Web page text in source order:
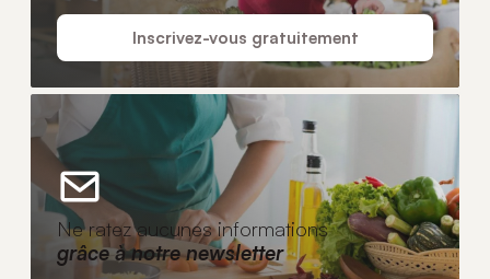
Inscrivez-vous gratuitement
Ne ratez aucunes informations
grâce à notre newsletter